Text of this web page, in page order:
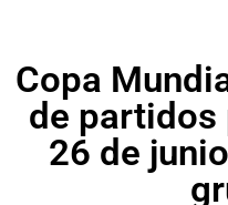
Copa
de partidos
26 de